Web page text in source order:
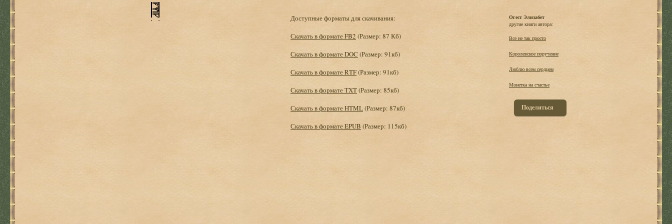
Доступные форматы для скачивания:
Скачать в формате FB2 (Размер: 87 Кб)
Скачать в формате DOC (Размер: 91кб)
Скачать в формате RTF(Размер: 91кб)
Скачать в формате TXT(Размер: 85кб)
Скачать в формате HTML(Размер: 87кб)
Скачать в формате EPUB (Размер: 115кб)
Огест Элизабет
другие книги автора:
Все не так просто
Королевское поручение
Люблю всем сердцем
Монетка на счастье
Поделиться